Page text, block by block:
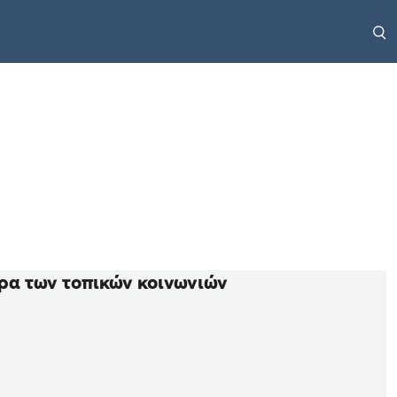
των τοπικών κοινωνιών